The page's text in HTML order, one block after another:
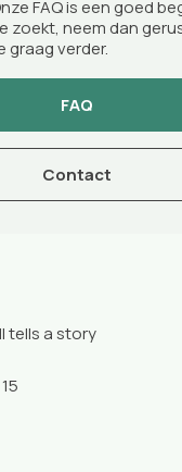
FAQ is een goed
zoekt, neem dan
graag verder.
FAQ
Contact
tells a story